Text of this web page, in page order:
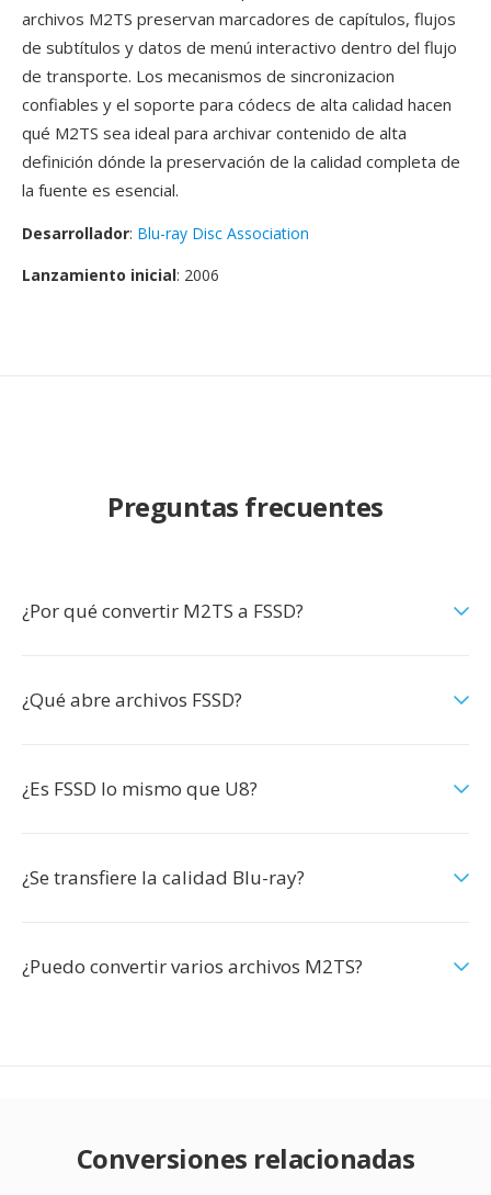
archivos M2TS preservan marcadores de capítulos, flujos
de subtítulos y datos de menú interactivo dentro del flujo
de transporte. Los mecanismos de sincronizacion
confiables y el soporte para códecs de alta calidad hacen
qué M2TS sea ideal para archivar contenido de alta
definición dónde la preservación de la calidad completa de
la fuente es esencial.
Desarrollador: Blu-ray Disc Association
Lanzamiento inicial: 2006
Preguntas frecuentes
¿Por qué convertir M2TS a FSSD?
¿Qué abre archivos FSSD?
¿Es FSSD lo mismo que U8?
¿Se transfiere la calidad Blu-ray?
¿Puedo convertir varios archivos M2TS?
Conversiones relacionadas